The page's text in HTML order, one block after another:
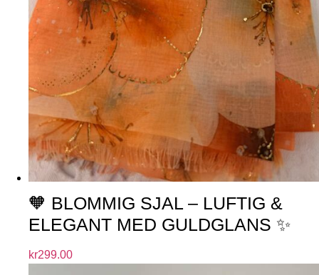
🧡 BLOMMIG SJAL – LUFTIG &
ELEGANT MED GULDGLANS ✨
kr299.00